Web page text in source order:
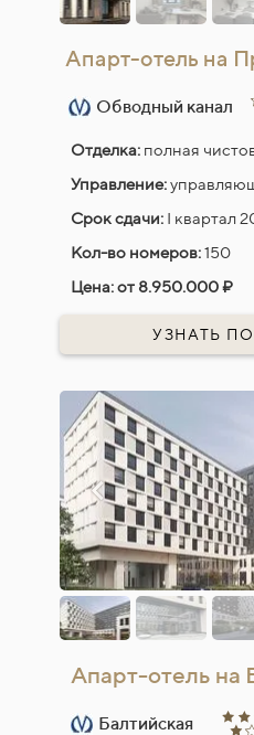
Апарт-отель на
Обводный канал
Отделка: полная
Управление:
Срок сдачи: I квартал
Кол-во номеров:150
Цена:от 8.950.000 ₽
УЗНАТЬ
Апарт-отель на
Балтийская